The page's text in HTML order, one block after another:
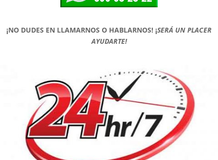
¡NO DUDES EN LLAMARNOS O HABLARNOS! ¡SERÁ UN PLACER
AYUDARTE!